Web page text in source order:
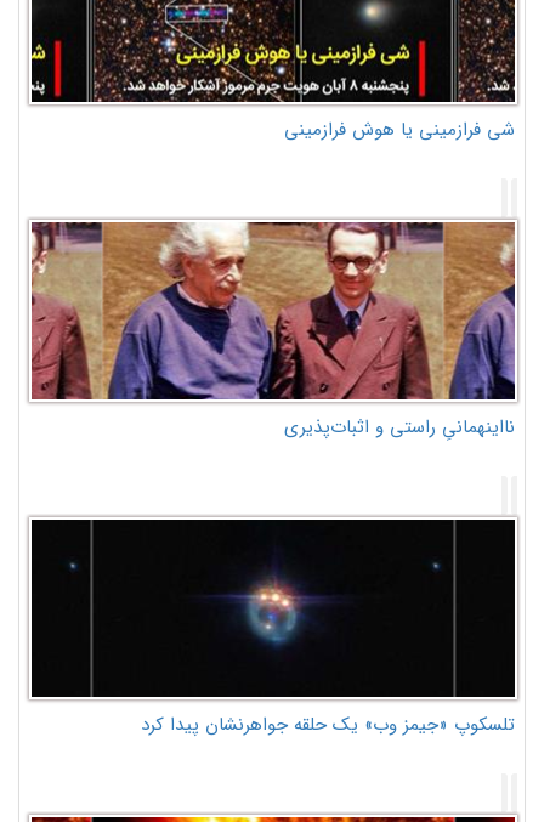
شی فرازمینی یا هوش فرازمینی
نااینهمانیِ راستی و اثبات‌پذیری
تلسکوپ «جیمز وب» یک حلقه جواهرنشان پیدا کرد